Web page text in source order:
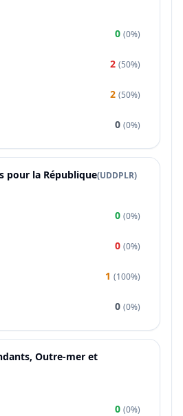
0 (0%)
2 (50%)
2 (50%)
0 (0%)
pour la République(UDDPLR)
0 (0%)
0 (0%)
1 (100%)
0 (0%)
Outre-mer et
0 (0%)